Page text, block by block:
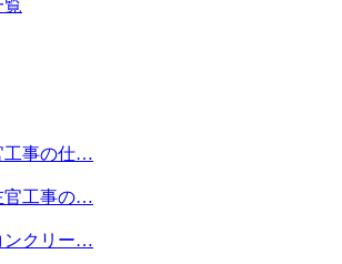
覧
工事の仕…
官工事の…
ンクリー…